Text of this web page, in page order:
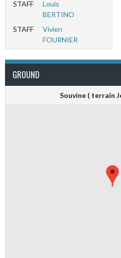
STAFF
Louis
BERTINO
STAFF
Vivien
FOURNIER
GROUND
Souvine ( terrain